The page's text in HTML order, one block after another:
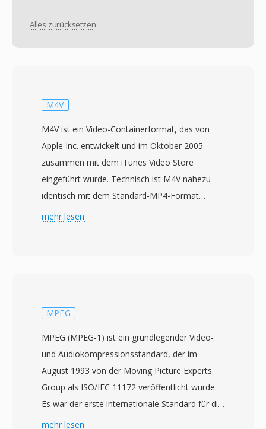
Alles zurücksetzen
M4V
M4V ist ein Video-Containerformat, das von
Apple Inc. entwickelt und im Oktober 2005
zusammen mit dem iTunes Video Store
eingeführt wurde. Technisch ist M4V nahezu
identisch mit dem Standard-MP4-Format
(MPEG-4 Part 14), wobei der primäre
zugrunde liegende Containerstruktur und
Format enthält typischerweise H.264-Video und
AAC-Audio und unterstützt Auflösungen bis 4K
sowie Features wie Kapitelmarker,
Untertitelspuren und Metadaten-Tags für Titel,
mehr lesen
MPEG
MPEG (MPEG-1) ist ein grundlegender Video-
und Audiokompressionsstandard, der im
August 1993 von der Moving Picture Experts
Group als ISO/IEC 11172 veröffentlicht wurde.
Es war der erste internationale Standard für die
verlustbehaftete Kompression bewegter Bilder
mehr lesen